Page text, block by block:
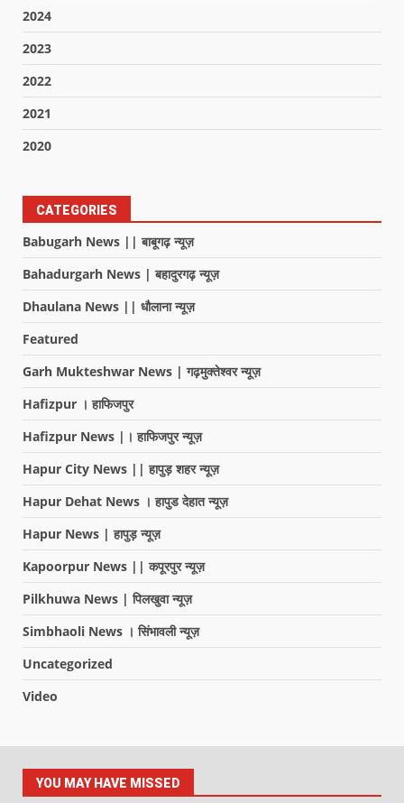
2024
2023
2022
2021
2020
CATEGORIES
Babugarh News || बाबूगढ़ न्यूज़
Bahadurgarh News | बहादुरगढ़ न्यूज़
Dhaulana News || धौलाना न्यूज़
Featured
Garh Mukteshwar News | गढ़मुक्तेश्वर न्यूज़
Hafizpur । हाफिजपुर
Hafizpur News |। हाफिजपुर न्यूज़
Hapur City News || हापुड़ शहर न्यूज़
Hapur Dehat News । हापुड देहात न्यूज़
Hapur News | हापुड़ न्यूज़
Kapoorpur News || कपूरपुर न्यूज़
Pilkhuwa News | पिलखुवा न्यूज़
Simbhaoli News । सिंभावली न्यूज़
Uncategorized
Video
YOU MAY HAVE MISSED